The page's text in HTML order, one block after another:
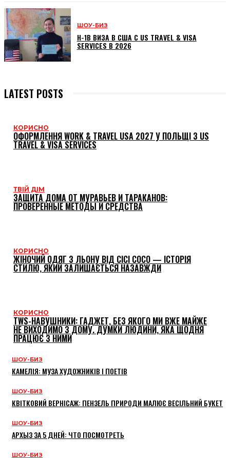
ШОУ-БИЗ
H-1B ВИЗА В США С US TRAVEL & VISA
SERVICES В 2026
LATEST POSTS
КОРИСНО
ОФОРМЛЕННЯ WORK & TRAVEL USA 2027 У ПОЛЬЩІ З US
TRAVEL & VISA SERVICES
ТВІЙ ДІМ
ЗАЩИТА ДОМА ОТ МУРАВЬЕВ И ТАРАКАНОВ:
ПРОВЕРЕННЫЕ МЕТОДЫ И СРЕДСТВА
КОРИСНО
ЖІНОЧИЙ ОДЯГ З ЛЬОНУ ВІД CICI COCO — ІСТОРІЯ
СТИЛЮ, ЯКИЙ ЗАЛИШАЄТЬСЯ НАЗАВЖДИ
КОРИСНО
TWS-НАВУШНИКИ: ГАДЖЕТ, БЕЗ ЯКОГО МИ ВЖЕ МАЙЖЕ
НЕ ВИХОДИМО З ДОМУ. ДУМКИ ЛЮДИНИ, ЯКА ЩОДНЯ
ПРАЦЮЄ З НИМИ
ШОУ-БИЗ
КАМЕЛІЯ: МУЗА ХУДОЖНИКІВ І ПОЕТІВ
ШОУ-БИЗ
КВІТКОВИЙ ВЕРНІСАЖ: ПЕНЗЕЛЬ ПРИРОДИ МАЛЮЄ ВЕСІЛЬНИЙ БУКЕТ
ШОУ-БИЗ
АРХЫЗ ЗА 5 ДНЕЙ: ЧТО ПОСМОТРЕТЬ
ШОУ-БИЗ